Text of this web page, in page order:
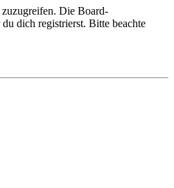
Die Board-
dich registrierst. Bitte beachte